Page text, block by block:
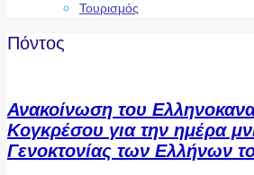
Τουρισμός
Πόντος
Ανακοίνωση του
Κογκρέσου για την ημέρα
Γενοκτονίας των Ελλήνων